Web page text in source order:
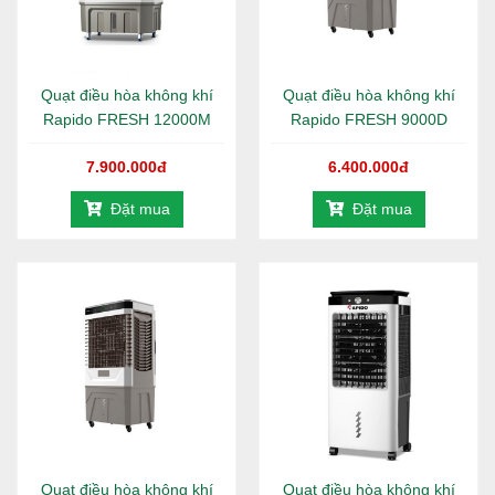
Quạt điện điều khiển từ xa Rapido REF – 30 sở hữu
thiết kế thông minh, dễ dàng tháo lắp cất gọn giúp
tiết kiệm diện tích cho gia đình bạn khi không sử
dụng. Các khớp nối có thể dễ dàng lắp ráp với nhau
mà không cần phụ trợ như ốc vít. bất cứ ai cũng có
thể tháo lắp kể cả trẻ con hay người lớn tạo được sự
Quạt điều hòa không khí
Rapido FRESH 12000M
7.900.000đ
Đặt mua
Quạt điều hòa không khí
Rapido FRESH 9000D
6.400.000đ
Đặt mua
Quạt điều hòa không khí
Quạt điều hòa không khí